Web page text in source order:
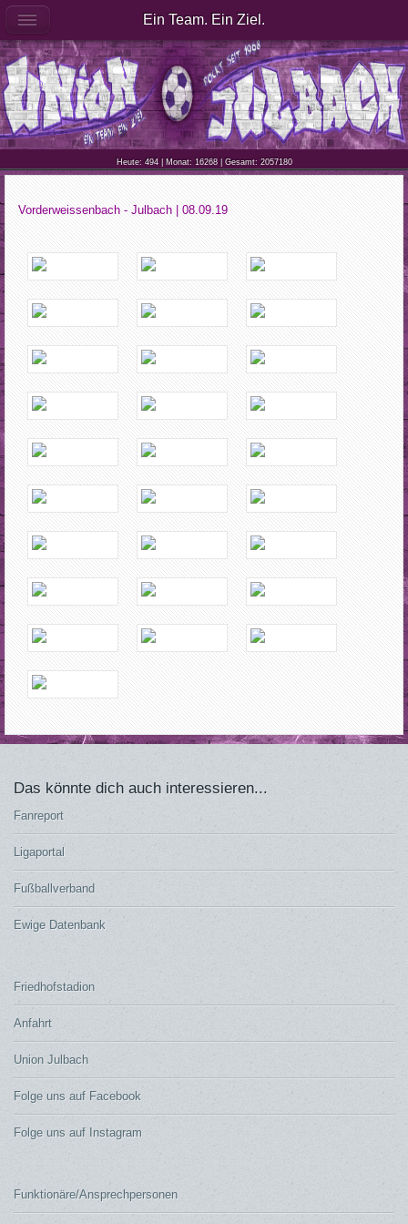
Heute: 494 | Monat: 16268 | Gesamt: 2057180
Vorderweissenbach - Julbach | 08.09.19
Das könnte dich auch interessieren...
Fanreport
Ligaportal
Fußballverband
Ewige Datenbank
Friedhofstadion
Anfahrt
Union Julbach
Folge uns auf Facebook
Folge uns auf Instagram
Funktionäre/Ansprechpersonen
Ein Team. Ein Ziel.